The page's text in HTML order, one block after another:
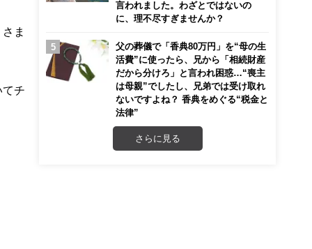
ま
てチ
言われました。わざとではないの
に、理不尽すぎませんか？
父の葬儀で「香典80万円」を“母の生
活費”に使ったら、兄から「相続財産
だから分けろ」と言われ困惑…“喪主
は母親”でしたし、兄弟では受け取れ
ないですよね？ 香典をめぐる“税金と
法律”
さらに見る